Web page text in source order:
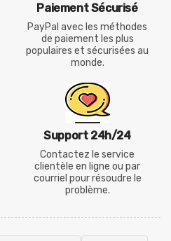
Paiement Sécurisé
PayPal avec les méthodes
de paiement les plus
populaires et sécurisées au
monde.
Support 24h/24
Contactez le service
clientèle en ligne ou par
courriel pour résoudre le
problème.